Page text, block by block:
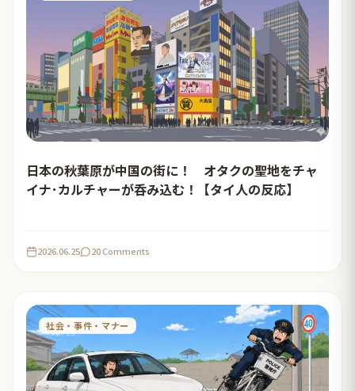
日本の秋葉原が中国の街に！ オタクの聖地をチャ
イナ･カルチャーが呑み込む！【タイ人の反応】
2026.06.25 20 Comments
社会・事件・マナー